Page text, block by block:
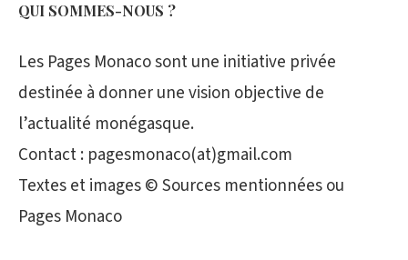
QUI SOMMES-NOUS ?
Les Pages Monaco sont une initiative privée
destinée à donner une vision objective de
l’actualité monégasque.
Contact : pagesmonaco(at)gmail.com
Textes et images © Sources mentionnées ou
Pages Monaco